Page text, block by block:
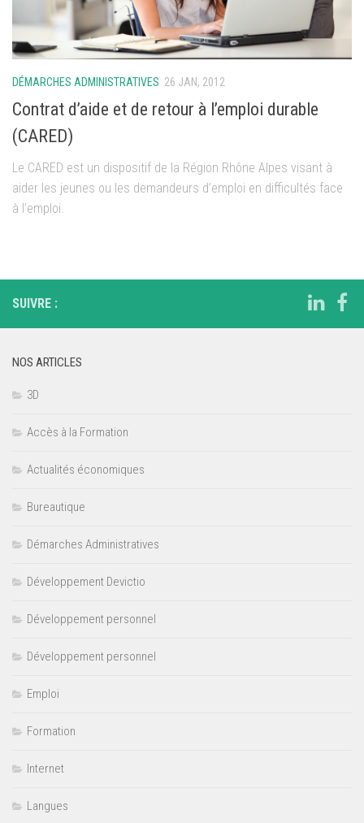
DÉMARCHES ADMINISTRATIVES 26 JAN, 2012
Contrat d’aide et de retour à l’emploi durable
(CARED)
Le CARED est un dispositif de la Région Rhône Alpes visant à
aider les jeunes ou les demandeurs d’emploi en difficultés face
à l’emploi.
SUIVRE :
NOS ARTICLES
3D
Accès à la Formation
Actualités économiques
Bureautique
Démarches Administratives
Développement Devictio
Développement personnel
Développement personnel
Emploi
Formation
Internet
Langues